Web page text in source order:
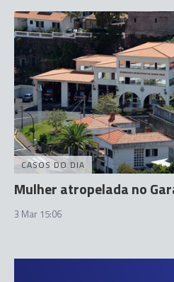
CASOS DO DIA
Mulher atropelada no
3 Mar 15:06